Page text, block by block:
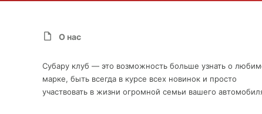
О нас
Субару клуб — это возможность больше узнать о
марке, быть всегда в курсе всех новинок и просто
участвовать в жизни огромной семьи вашего